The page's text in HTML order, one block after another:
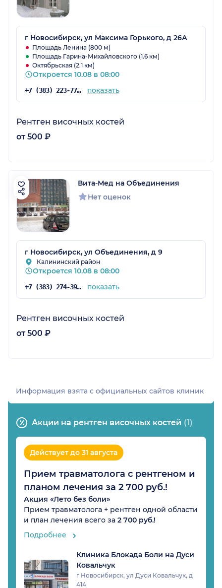
г Новосибирск, ул Максима Горького, д 26А
Площадь Ленина (800 м)
Площадь Гарина-Михайловского (1.6 км)
Октябрьская (2.1 км)
Откроется 10.08 в 08:00
+7 (383) 223-77-52 показать
Рентген височных костей
от 500 ₽
Вита-Мед на Объединения
Нет оценок
г Новосибирск, ул Объединения, д 9
Калининский район
Откроется 10.08 в 08:00
+7 (383) 274-39-79 показать
Рентген височных костей
от 500 ₽
Акции на рентген височных костей (1)
Действует до 31 августа
Прием травматолога с рентгеном и
планом лечения за 2 700 руб.!
Акция «Лето без боли»
Прием травматолога + рентген одной области
и план лечения всего за 2 700 руб.!
Подробнее
Клиника Блокада Боли на Дуси
Ковальчук
г Новосибирск, ул Дуси Ковальчук, д
414
Информация взята c официальных сайтов клиник